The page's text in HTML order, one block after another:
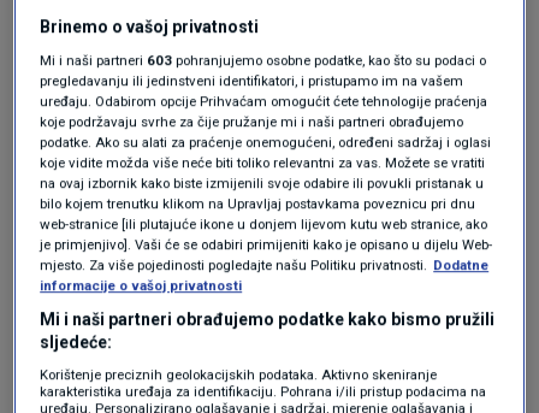
Teme
N1 TV PEDIJATRI PRIMARNA ZDRAVSTVENA ZAŠTITA
Oglas
Brinemo o vašoj privatnosti
Mi i naši partneri 603 pohranjujemo osobne podatke, kao što su podaci o
pregledavanju ili jedinstveni identifikatori, i pristupamo im na vašem
uređaju. Odabirom opcije Prihvaćam omogućit ćete tehnologije praćenja
koje podržavaju svrhe za čije pružanje mi i naši partneri obrađujemo
podatke. Ako su alati za praćenje onemogućeni, određeni sadržaj i oglasi
koje vidite možda više neće biti toliko relevantni za vas. Možete se vratiti
na ovaj izbornik kako biste izmijenili svoje odabire ili povukli pristanak u
bilo kojem trenutku klikom na Upravljaj postavkama poveznicu pri dnu
web-stranice [ili plutajuće ikone u donjem lijevom kutu web stranice, ako
je primjenjivo]. Vaši će se odabiri primijeniti kako je opisano u dijelu Web-
mjesto. Za više pojedinosti pogledajte našu Politiku privatnosti. Dodatne
informacije o vašoj privatnosti
Mi i naši partneri obrađujemo podatke kako bismo pružili
sljedeće:
Korištenje preciznih geolokacijskih podataka. Aktivno skeniranje
karakteristika uređaja za identifikaciju. Pohrana i/ili pristup podacima na
uređaju. Personalizirano oglašavanje i sadržaj, mjerenje oglašavanja i